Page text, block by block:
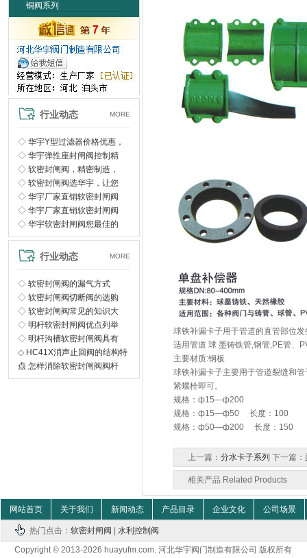
铜阀系列
MORE
行业动态
◇ 华宇Y型过滤器价格优惠，
◇ 华宇弹性座封闸阀控制精
◇ 软密封闸阀，精密制造，
◇ 软密封闸阀选华宇，让您
◇ 华宇厂家直销软密封闸阀
◇ 华宇厂家直销软密封闸阀
◇ 华宇软密封闸阀您最佳的
MORE
行业动态
◇ 软密封闸阀的漏气方式
◇ 软密封闸阀切断阀的选购
◇ 软密封闸阀常见的知识大
◇ 明杆软密封闸阀优点列举
◇ 明杆沟槽软密封闸阀具有
◇ HC41X消声止回阀的结构特
点
◇ 怎样消除软密封闸阀阀杆
球铁补漏卡子用于管道的直管部位
适用管道 球 墨铸铁管,钢管,PE管、
主要材质:钢板
球铁补漏卡子主要用于管道裂缝和
紧螺栓即可。
规格：ф15—ф200
规格：ф15—ф50 长度：100
规格：ф50—ф200 长度：150
上一篇： 分水卡子系列 下一篇：
相关产品 Related Products
网站首页 关于我们 新闻动态 产品目录 企业文化 公司场景
热门点击： 软密封闸阀
水利控制阀
Copyright © 2013-2026 huayufm.com. 河北华宇阀门制造有限公司 版权所有